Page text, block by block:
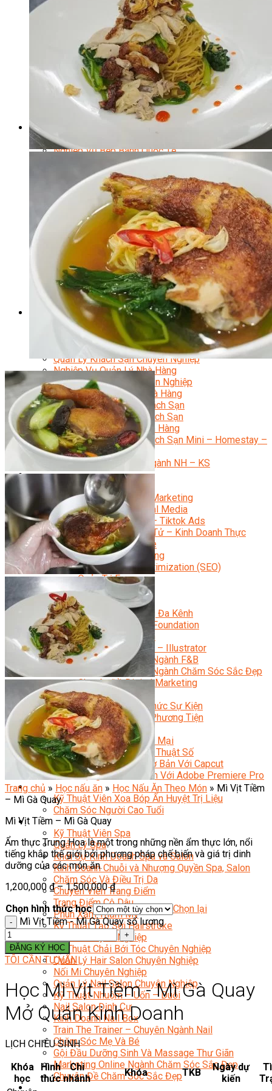
Loading...
Cà Phê Pha Máy
Khởi Sự Kinh Doanh Cafe – Chuỗi Cafe
Bí Quyết Khởi Nghiệp Mô Hình Đồ Uống
Kinh Doanh Mô Hình Đồ Uống Thịnh Hành
Kinh Doanh Chuỗi Và Nhượng Quyền
Tiếng Anh Chuyên Ngành Pha Chế
Học Làm Kem
Học Pha Chế Trà Sữa
Chuyên Đề Pha Chế
Video Dạy Pha Chế
Làm Bánh
Nghiệp Vụ Bếp Trưởng Bếp Bánh
Nghiệp Vụ Bếp Bánh Quốc Tế
Nghiệp Vụ Quản Lý Bếp Bánh
Nghiệp Vụ Bánh Kem
Bánh Việt
Bánh Nhật
Bánh Mì Nâng Cao
Bánh Đài Loan
Bánh Ngắn Hạn
Bánh Kinh Doanh
Handmade Mini Cake
Master Class
Bí Quyết Kinh Doanh Và Vận Hành Mô Hình Bánh
Chuyên Đề Bếp Bánh
Video Dạy Làm Bánh
Quản Trị NHKS
Quản Trị Nhà Hàng Khách Sạn Quốc Tế
Nghiệp Vụ Quản Lý NH-KS
Quản Lý Nhà Hàng Chuyên Nghiệp
Quản Lý Khách Sạn Chuyên Nghiệp
Nghiệp Vụ Quản Lý Nhà Hàng
Nghiệp Vụ Lễ Tân Chuyên Nghiệp
Giám Đốc Điều Hành Nhà Hàng
Tiếng Anh Nhà Hàng Khách Sạn
Khởi Sự Kinh Doanh Khách Sạn
Khởi Sự Kinh Doanh Nhà Hàng
Khởi Sự Kinh Doanh Khách Sạn Mini – Homestay –
AirBnB
Kiến Thức & Kỹ Năng Ngành NH – KS
Marketing
Digital Marketing
Giám Đốc Digital Marketing
Chuyên Viên Social Media
Tiktok Marketing – Tiktok Ads
Thương Mại Điện Tử – Kinh Doanh Thực
Chiến Trên Shopee
Facebook Marketing
Search Engine Optimization (SEO)
Quản Trị Fanpage
Facebook Ads
Google Ads
Content Marketing Đa Kênh
Digital Marketing Foundation
Bán Hàng Đa Kênh
Adobe Photoshop – Illustrator
Marketing Online Ngành F&B
Marketing Online Ngành Chăm Sóc Sắc Đẹp
Chuyên Đề Digital Marketing
Media Production
Chuyên Viên Tổ Chức Sự Kiện
Truyền Thông Đa Phương Tiện
Media Production
Nhiếp Ảnh Thương Mại
Sản Xuất Phim Kỹ Thuật Số
Biên Tập Video Cơ Bản Với Capcut
Dựng Phim Cơ Bản Với Adobe Premiere Pro
Sức Khỏe
Kỹ Thuật Viên Xoa Bóp Ấn Huyệt Trị Liệu
Chăm Sóc Người Cao Tuổi
Sắc Đẹp
Kỹ Thuật Viên Spa
Quản Lý Spa
Khởi Sự Kinh Doanh Spa và Salon
Kinh Doanh Chuỗi và Nhượng Quyền Spa, Salon
Chăm Sóc Và Điều Trị Da
Chuyên Viên Trang Điểm
Trang Điểm Cô Dâu
Phun Xăm Thẩm Mỹ
Kỹ Thuật Tạo Sợi Hairstroke
Barber Chuyên Nghiệp
Kỹ Thuật Chải Bới Tóc Chuyên Nghiệp
Quản Lý Hair Salon Chuyên Nghiệp
Nối Mi Chuyên Nghiệp
Quản Lý Nail Salon Chuyên Nghiệp
Kỹ Thuật Nhuộm – Uốn – Duỗi
Nail Salon Định Cư
Kinh Doanh Nail Box
Train The Trainer – Chuyên Ngành Nail
Chăm Sóc Mẹ Và Bé
Gội Đầu Dưỡng Sinh Và Massage Thư Giãn
Marketing Online Ngành Chăm Sóc Sắc Đẹp
Chuyên Đề Chăm Sóc Sắc Đẹp
Âm Nhạc
Trang chủ » Học nấu ăn » Học Nấu Ăn Theo Món » Mì Vịt Tiềm
– Mì Gà Quay
Mì Vịt Tiềm – Mì Gà Quay
Ẩm thực Trung Hoa là một trong những nền ẩm thực lớn, nổi
tiếng khắp thế giới bởi phương pháp chế biến và giá trị dinh
dưỡng của các món ăn.
1,200,000 ₫–1,500,000₫
Chọn hình thức học
Chọn lại
Mì Vịt Tiềm - Mì Gà Quay số lượng
ĐĂNG KÝ HỌC
TÔI CẦN TƯ VẤN
Học Mì Vịt Tiềm - Mì Gà Quay
Mở Quán Kinh Doanh
LỊCH CHIÊU SINH
Khóa
học
Hình
thức
Chi
nhánh
Khóa TKB
Ngày dự
kiến